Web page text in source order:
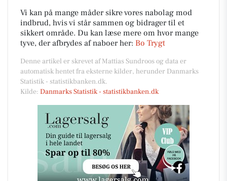
Vi kan på mange måder sikre vores nabolag mod
indbrud, hvis vi står sammen og bidrager til et
sikkert område. Du kan læse mere om hvor mange
tyve, der afbrydes af naboer her: Bo Trygt
Denne artikel er skrevet af Mattias Sundroos og data er
automatisk hentet fra eksterne kilder, herunder Danmarks
Statistik - statistikbanken.dk.
Kilde: Danmarks Statistik - statistikbanken.dk